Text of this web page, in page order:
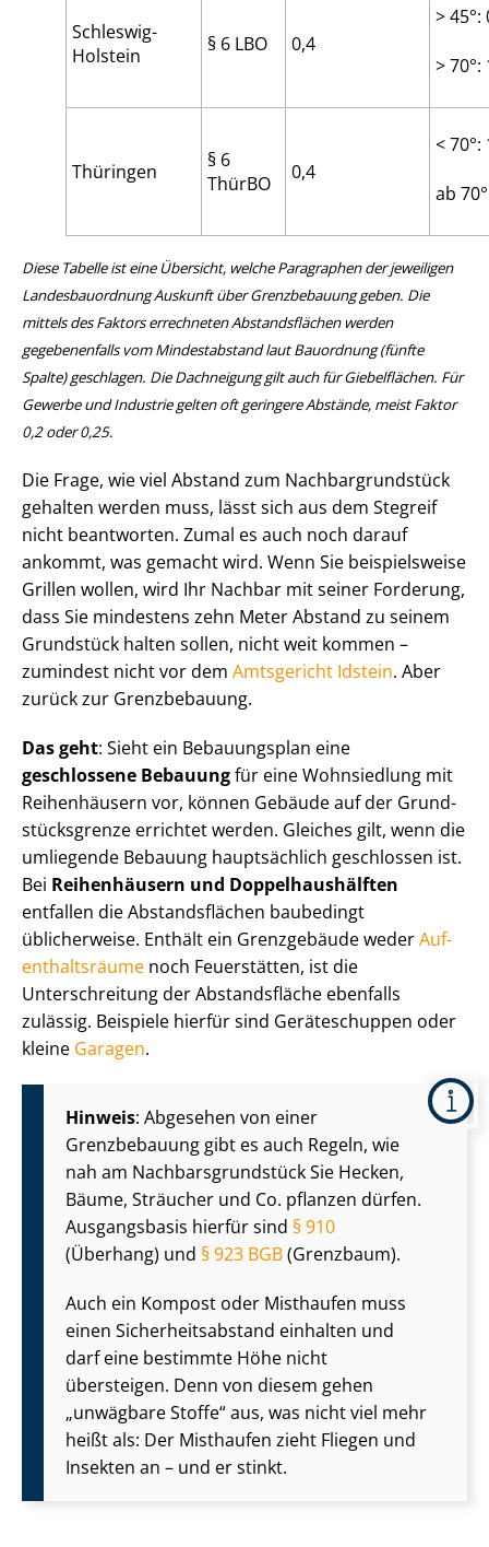
Schleswig-
Holstein
§ 6 LBO 0,4
> 45°:
> 70°:
Thüringen
§ 6
ThürBO
0,4
< 70°:
ab
Diese Tabelle ist eine Übersicht, welche Paragraphen der jeweiligen
Lan­des­bau­ord­nung Auskunft über Grenzbebauung geben. Die
mittels des Faktors errechneten Abstandsflächen werden
gegebenenfalls vom Mindestabstand laut Bauordnung (fünfte
Spalte) geschlagen. Die Dachneigung gilt auch für Giebelflächen. Für
Gewerbe und Industrie gelten oft geringere Abstände, meist Faktor
0,2 oder 0,25.
Die Frage, wie viel Abstand zum Nach­bar­grund­stück
gehalten werden muss, lässt sich aus dem Stegreif
nicht beantworten. Zumal es auch noch darauf
ankommt, was gemacht wird. Wenn Sie beispielsweise
Grillen wollen, wird Ihr Nachbar mit seiner Forderung,
dass Sie mindestens zehn Meter Abstand zu seinem
Grundstück halten sollen, nicht weit kommen –
zumindest nicht vor dem Amtsgericht Idstein. Aber
zurück zur Grenzbebauung.
Das geht: Sieht ein Bebauungsplan eine
geschlossene Bebauungfür eine Wohnsiedlung mit
Reihenhäusern vor, können Gebäude auf der Grund­
stücks­gren­ze errichtet werden. Gleiches gilt, wenn die
umliegende Bebauung hauptsächlich geschlossen ist.
Bei Reihenhäusern und Dop­pel­haus­hälf­ten
entfallen die Abstandsflächen baubedingt
üblicherweise. Enthält ein Grenzgebäude wederAuf­
ent­halts­räu­me noch Feuerstätten, ist die
Unterschreitung der Abstandsfläche ebenfalls
zulässig. Beispiele hierfür sind Geräteschuppen oder
kleine Garagen.
Hinweis: Abgesehen von einer
Grenzbebauung gibt es auch Regeln, wie
nah am Nach­bars­grund­stück Sie Hecken,
Bäume, Sträucher und Co. pflanzen dürfen.
Ausgangsbasis hierfür sind § 910
(Überhang) und § 923 BGB(Grenzbaum).
Auch ein Kompost oder Misthaufen muss
einen Si­cher­heits­ab­stand einhalten und
darf eine bestimmte Höhe nicht
übersteigen. Denn von diesem gehen
„unwägbare Stoffe“ aus, was nicht viel mehr
heißt als: Der Misthaufen zieht Fliegen und
Insekten an – und er stinkt.